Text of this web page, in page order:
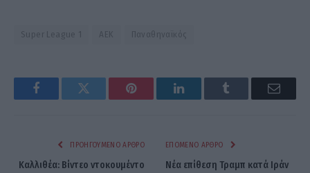
Super League 1 ΑΕΚ Παναθηναϊκός
FacebookTwitter Pinterest LinkedInTumblr Email
ΠΡΟΗΓΟΎΜΕΝΟ ΆΡΘΡΟ
Καλλιθέα: Βίντεο ντοκουμέντο
ΕΠΌΜΕΝΟ ΆΡΘΡΟ
Νέα επίθεση Τραμπ κατά Ιράν